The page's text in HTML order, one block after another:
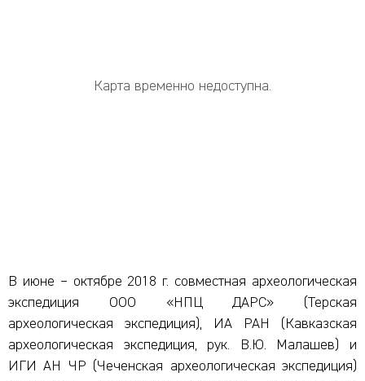
Карта временно недоступна.
В июне – октябре 2018 г. совместная археологическая
экспедиция ООО «НПЦ ДАРС» (Терская
археологическая экспедиция), ИА РАН (Кавказская
археологическая экспедиция, рук. В.Ю. Малашев) и
ИГИ АН ЧР (Чеченская археологическая экспедиция)